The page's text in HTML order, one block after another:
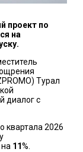
проект по
на
Турал
диалог с
квартала 2026
11%.